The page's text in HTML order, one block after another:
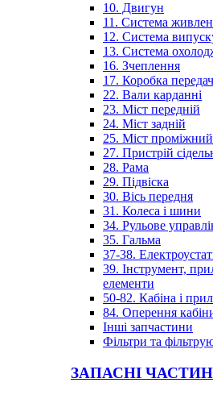
10. Двигун
11. Система
12. Система
13. Система
16. Зчеплення
17. Коробка передач
22. Вали карданні
23. Міст передній
24. Міст задній
25. Міст проміжний
27. Пристрій
28. Рама
29. Підвіска
30. Вісь передня
31. Колеса і шини
34. Рульове
35. Гальма
37-38.
39. Інструмент,
елементи
50-82. Кабіна і
84. Оперення
Інші запчастини
Фільтри та
ЗАПАСНІ